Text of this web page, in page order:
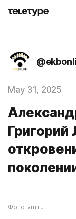
May 31, 2025
Григорий
Фото: vm.ru